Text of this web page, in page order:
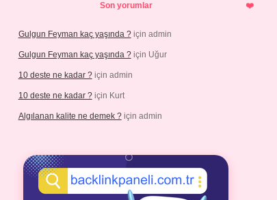
Son yorumlar
Gulgun Feyman kaç yaşında ?için admin
Gulgun Feyman kaç yaşında ?için Uğur
10 deste ne kadar ?için admin
10 deste ne kadar ?için Kurt
Algılanan kalite ne demek ?için admin